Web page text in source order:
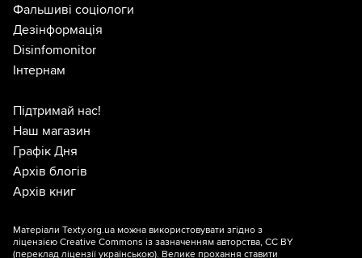
Фальшиві соціологи
Дезінформація
Disinfomonitor
Інтернам
Підтримай нас!
Наш магазин
Графік Дня
Архів блогів
Архів книг
Матеріали Texty.org.ua можна використовувати згідно з
ліцензією Creative Commons із зазначенням авторства, CC BY
(переклад ліцензії українською). Велике прохання ставити